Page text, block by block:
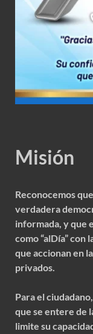
Misión
Reconocemos
verdadera
informada, y que
como “alDía” con
que accionan en
privados.
Para el
que se entere de
limite su